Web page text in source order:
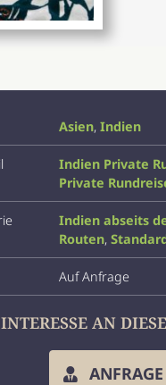
Asien, Indien
Indien Private
Private
Indien abseits
Routen,
Auf Anfrage
INTERESSE AN
ANFRAGE